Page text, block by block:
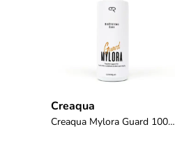
Creaqua
Creaqua Mylora Guard 100ml - Deri ve Mukoza Desteği